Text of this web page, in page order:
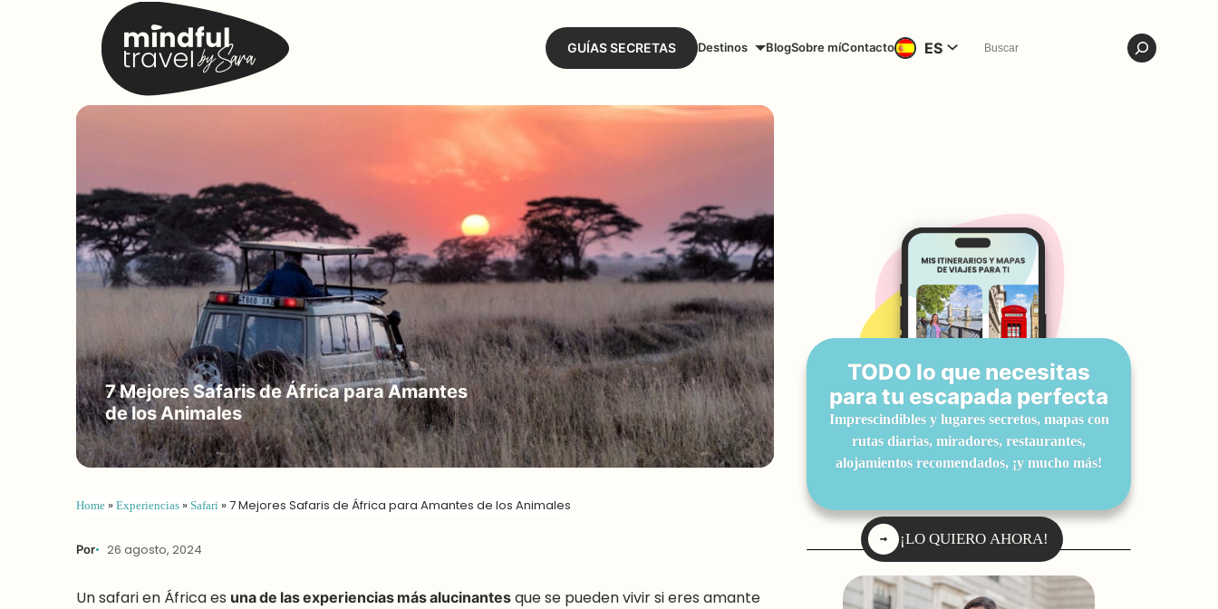
GUÍAS SECRETAS Destinos BlogSobre míContacto ES
7 Mejores Safaris de África para Amantes
de los Animales
Home »Experiencias »Safari »7 Mejores Safaris de África para Amantes de los Animales
Por 26 agosto, 2024
Un safari en África es una de las experiencias más alucinantesque se pueden vivir si eres amante
TODO lo que necesitas
para tu escapada perfecta
Imprescindibles y lugares secretos, mapas con
rutas diarias, miradores, restaurantes,
alojamientos recomendados, ¡y mucho más!
¡LO QUIERO AHORA!